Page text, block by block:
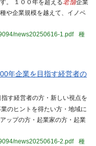
。 １００年を超える老舗企業
や企業規模を越えて、イノベ
news20250616-1.pdf
種
年企業を目指す経営者の
す経営者の方・新しい視点を
のヒントを得たい方・地域に
ップの方・起業家の方・起業
news20250616-2.pdf
種